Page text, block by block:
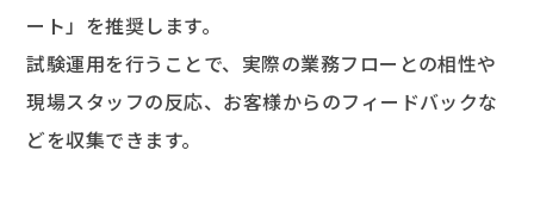
ート」を推奨します。
試験運用を行うことで、実際の業務フローとの相性や
現場スタッフの反応、お客様からのフィードバックな
どを収集できます。